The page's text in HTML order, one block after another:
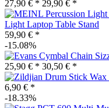
27,90 € * 29,90 € *
Light Laptop Table Stand
59,90 € *
-15.08%
25,90 € * 30,50 € *
6,90 € *
-18.33%